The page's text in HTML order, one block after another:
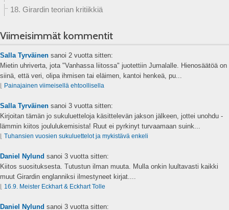
18. Girardin teorian kritiikkiä
Viimeisimmät kommentit
Salla Tyrväinen sanoi 2 vuotta sitten:
Mietin uhriverta, jota "Vanhassa liitossa" juotettiin Jumalalle. Hienosäätöä on
siinä, että veri, olipa ihmisen tai eläimen, kantoi henkeä, pu...
Painajainen viimeisellä ehtoollisella
Salla Tyrväinen sanoi 3 vuotta sitten:
Kirjoitan tämän jo sukuluetteloja käsittelevän jakson jälkeen, jottei unohdu -
lämmin kiitos joululukemisista! Ruut ei pyrkinyt turvaamaan suink...
Tuhansien vuosien sukuluettelot ja mykistävä enkeli
Daniel Nylund sanoi 3 vuotta sitten:
Kiitos suosituksesta. Tutustun ilman muuta. Mulla onkin luultavasti kaikki
muut Girardin englanniksi ilmestyneet kirjat....
16.9. Meister Eckhart & Eckhart Tolle
Daniel Nylund sanoi 3 vuotta sitten: